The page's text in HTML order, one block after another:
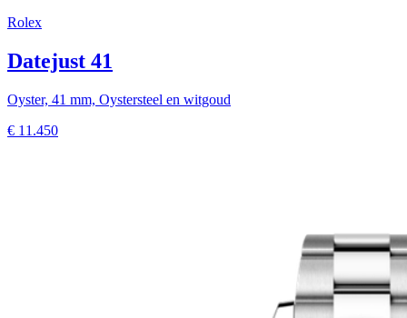
Rolex
Datejust 41
Oyster, 41 mm, Oystersteel en witgoud
€ 11.450